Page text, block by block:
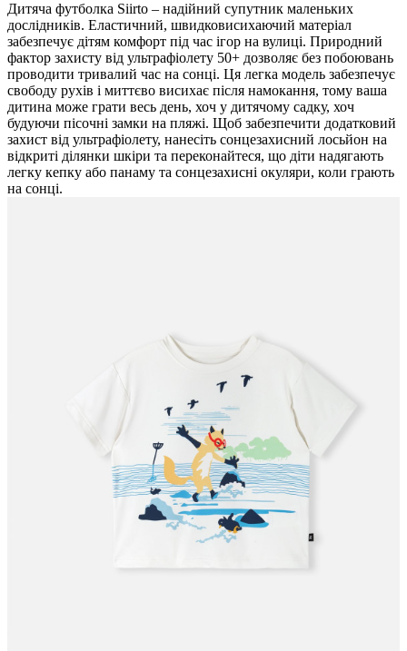
Дитяча футболка Siirto – надійний супутник маленьких
дослідників. Еластичний, швидковисихаючий матеріал
забезпечує дітям комфорт під час ігор на вулиці. Природний
фактор захисту від ультрафіолету 50+ дозволяє без побоювань
проводити тривалий час на сонці. Ця легка модель забезпечує
свободу рухів і миттєво висихає після намокання, тому ваша
дитина може грати весь день, хоч у дитячому садку, хоч
будуючи пісочні замки на пляжі. Щоб забезпечити додатковий
захист від ультрафіолету, нанесіть сонцезахисний лосьйон на
відкриті ділянки шкіри та переконайтеся, що діти надягають
легку кепку або панаму та сонцезахисні окуляри, коли грають
на сонці.